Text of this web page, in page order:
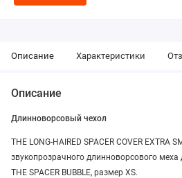
Описание Характеристики
Описание
Длинноворсовый чехол
THE LONG-HAIRED SPACER COVER EXTRA
звукопрозрачного длинноворсового
THE SPACER BUBBLE, размер XS.